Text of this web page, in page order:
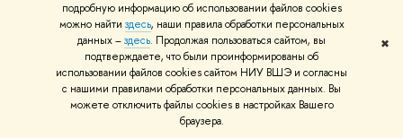
подробную информацию об использовании файлов cookies
можно найти здесь, наши правила обработки персональных
данных –здесь. Продолжая пользоваться сайтом, вы
подтверждаете, что были проинформированы об
использовании файлов cookies сайтом НИУ ВШЭ и согласны
с нашими правилами обработки персональных данных. Вы
можете отключить файлы cookies в настройках Вашего
браузера.
✖
8 мая 2024
«Цель конкурса — отобрать
смелые идеи для более